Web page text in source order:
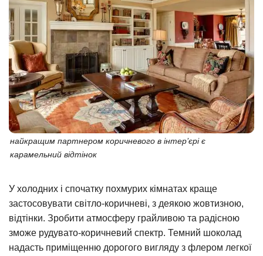
найкращим партнером коричневого в інтер’єрі є
карамельний відтінок
У холодних і спочатку похмурих кімнатах краще
застосовувати світло-коричневі, з деякою жовтизною,
відтінки. Зробити атмосферу грайливою та радісною
зможе рудувато-коричневий спектр. Темний шоколад
надасть приміщенню дорогого вигляду з флером легкої